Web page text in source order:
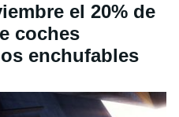
el 20% de
coches
enchufables